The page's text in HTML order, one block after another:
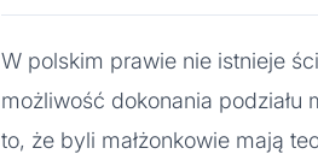
W polskim prawie nie istnieje
możliwość dokonania podziału
to, że byli małżonkowie mają